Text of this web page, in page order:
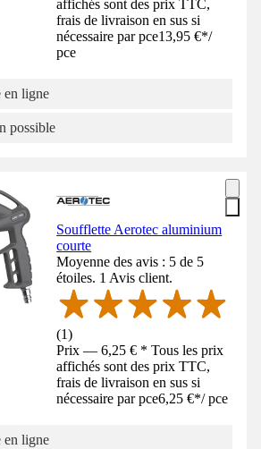
affichés sont des prix TTC,
frais de livraison en sus si
nécessaire par pce13,95 €*/
pce
en ligne
possible
Soufflette Aerotec aluminium
courte
Moyenne des avis : 5 de 5
étoiles. 1 Avis client.
(1)
Prix — 6,25 € * Tous les prix
affichés sont des prix TTC,
frais de livraison en sus si
nécessaire par pce6,25 €*/ pce
en ligne